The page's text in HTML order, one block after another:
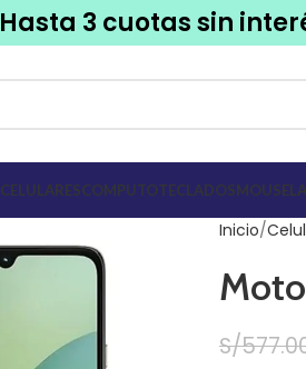
Hasta 3 cuotas sin
CELULARESCOMPUTOTECLADOSMOUSE
Inicio
S/